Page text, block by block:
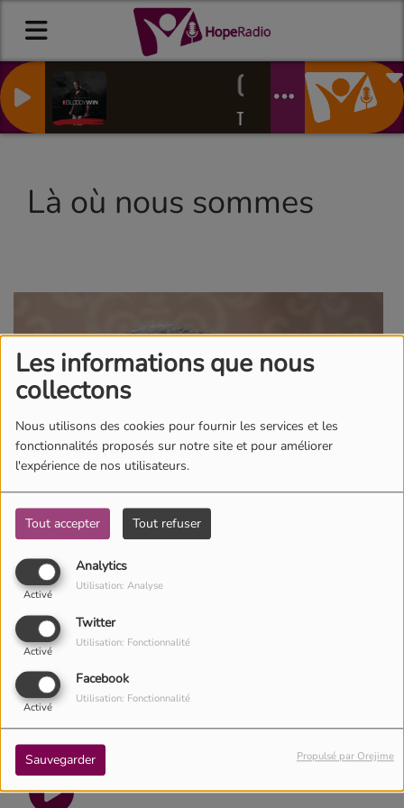
Les informations que nous
collectons
Nous utilisons des cookies pour fournir les services et les
fonctionnalités proposés sur notre site et pour améliorer
l'expérience de nos utilisateurs.
Tout accepter Tout refuser
Analytics
Activé
Utilisation: Analyse
Twitter
Activé
Utilisation: Fonctionnalité
Facebook
Activé
Utilisation: Fonctionnalité
Sauvegarder Propulsé par Orejime
Out of hiding /
TYE TRIBBETT
Là où nous sommes
Une série de chroniques réalisées par le Pasteur Pierre
Péchoux dans le contexte de la crise sanitaire liée au
L'impossible qui devient possible